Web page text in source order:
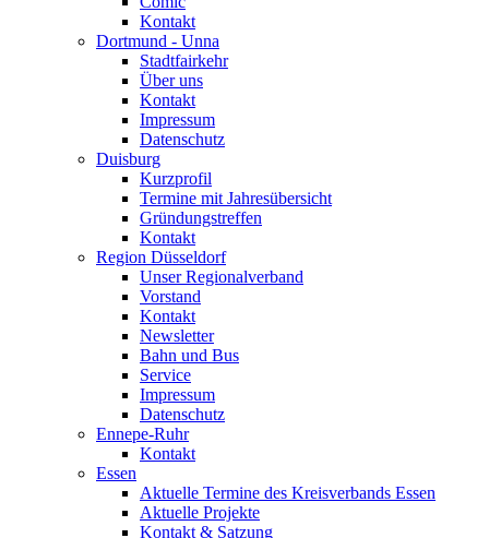
Kontakt
Dortmund - Unna
Stadtfairkehr
Über uns
Kontakt
Impressum
Datenschutz
Duisburg
Kurzprofil
Termine mit Jahresübersicht
Gründungstreffen
Kontakt
Region Düsseldorf
Unser Regionalverband
Vorstand
Kontakt
Newsletter
Bahn und Bus
Service
Impressum
Datenschutz
Ennepe-Ruhr
Kontakt
Essen
Aktuelle Termine des Kreisverbands Essen
Aktuelle Projekte
Kontakt & Satzung